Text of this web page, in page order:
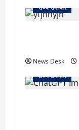
राज्य समाचार
News Desk
राज्य समाचार